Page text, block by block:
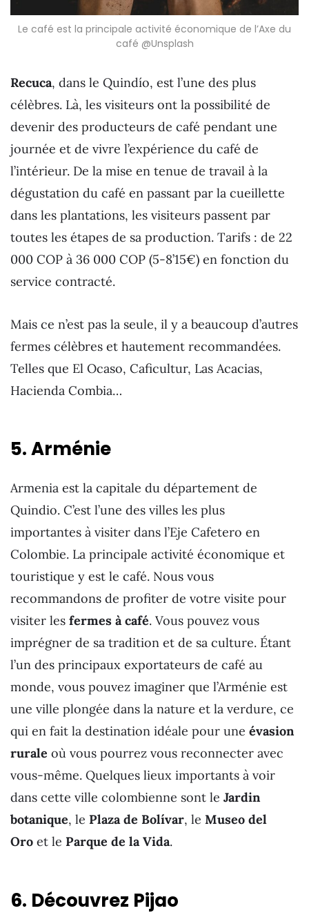
Le café est la principale activité économique de l’Axe du
café @Unsplash
Recuca, dans le Quindío, est l’une des plus
célèbres. Là, les visiteurs ont la possibilité de
devenir des producteurs de café pendant une
journée et de vivre l’expérience du café de
l’intérieur. De la mise en tenue de travail à la
dégustation du café en passant par la cueillette
dans les plantations, les visiteurs passent par
toutes les étapes de sa production. Tarifs : de 22
000 COP à 36 000 COP (5-8’15€) en fonction du
service contracté.
Mais ce n’est pas la seule, il y a beaucoup d’autres
fermes célèbres et hautement recommandées.
Telles que El Ocaso, Caficultur, Las Acacias,
Hacienda Combia…
5. Arménie
Armenia est la capitale du département de
Quindio. C’est l’une des villes les plus
importantes à visiter dans l’Eje Cafetero en
Colombie. La principale activité économique et
touristique y est le café. Nous vous
recommandons de profiter de votre visite pour
visiter les fermes à café. Vous pouvez vous
imprégner de sa tradition et de sa culture. Étant
l’un des principaux exportateurs de café au
monde, vous pouvez imaginer que l’Arménie est
une ville plongée dans la nature et la verdure, ce
qui en fait la destination idéale pour une évasion
rurale où vous pourrez vous reconnecter avec
vous-même. Quelques lieux importants à voir
dans cette ville colombienne sont le Jardin
botanique, le Plaza de Bolívar, le Museo del
Oro et le Parque de la Vida.
6. Découvrez Pijao